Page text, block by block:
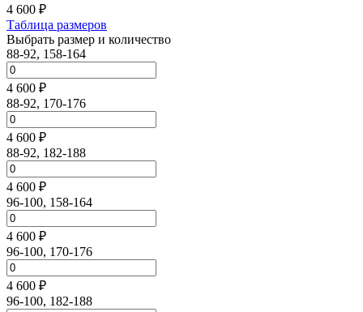
4 600 ₽
Таблица размеров
Выбрать размер и количество
88-92, 158-164
4 600 ₽
88-92, 170-176
4 600 ₽
88-92, 182-188
4 600 ₽
96-100, 158-164
4 600 ₽
96-100, 170-176
4 600 ₽
96-100, 182-188